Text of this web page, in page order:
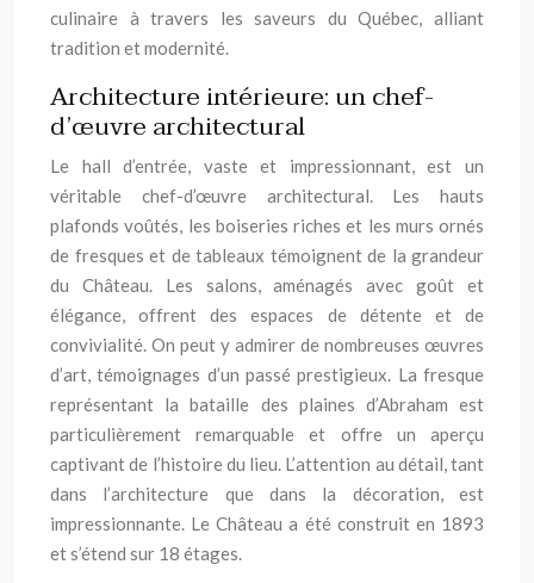
culinaire à travers les saveurs du Québec, alliant
tradition et modernité.
Architecture intérieure: un chef-
d’œuvre architectural
Le hall d’entrée, vaste et impressionnant, est un
véritable chef-d’œuvre architectural. Les hauts
plafonds voûtés, les boiseries riches et les murs ornés
de fresques et de tableaux témoignent de la grandeur
du Château. Les salons, aménagés avec goût et
élégance, offrent des espaces de détente et de
convivialité. On peut y admirer de nombreuses œuvres
d’art, témoignages d’un passé prestigieux. La fresque
représentant la bataille des plaines d’Abraham est
particulièrement remarquable et offre un aperçu
captivant de l’histoire du lieu. L’attention au détail, tant
dans l’architecture que dans la décoration, est
impressionnante. Le Château a été construit en 1893
et s’étend sur 18 étages.